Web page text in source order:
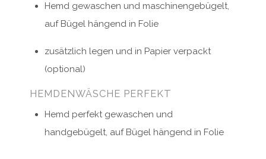
Hemd gewaschen und maschinengebügelt,
auf Bügel hängend in Folie
zusätzlich legen und in Papier verpackt
(optional)
HEMDENWÄSCHE PERFEKT
Hemd perfekt gewaschen und
handgebügelt, auf Bügel hängend in Folie